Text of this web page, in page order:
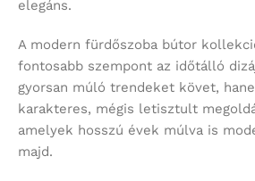
elegáns.
A modern fürdőszoba bútor
fontosabb szempont az időtálló
gyorsan múló trendeket követ,
karakteres, mégis letisztult
amelyek hosszú évek múlva is
majd.